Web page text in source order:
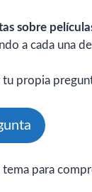
sobre
a cada una
tu propia
tema para